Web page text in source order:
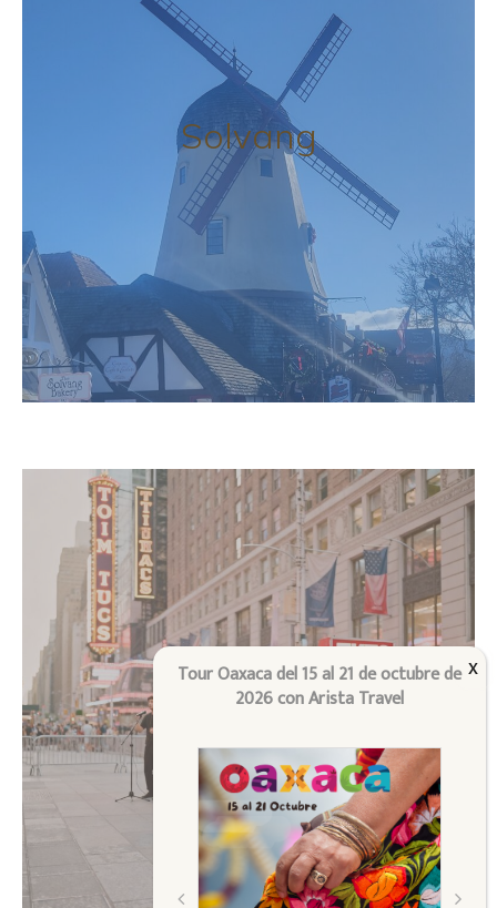
Solvang
New York
Pregunta aquí…
Tour Oaxaca del 15 al 21 de octubre de
2026 con Arista Travel